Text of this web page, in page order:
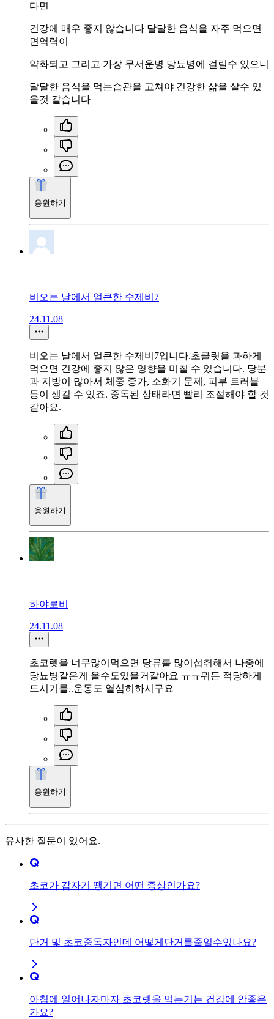
다면
건강에 매우 좋지 않습니다 달달한 음식을 자주 먹으면
면역력이
약화되고 그리고 가장 무서운병 당뇨병에 걸릴수 있으니
달달한 음식을 먹는습관을 고쳐야 건강한 삶을 살수 있
을것 같습니다
응원하기
비오는 날에서 얼큰한 수제비7
24.11.08
비오는 날에서 얼큰한 수제비7입니다.초콜릿을 과하게
먹으면 건강에 좋지 않은 영향을 미칠 수 있습니다. 당분
과 지방이 많아서 체중 증가, 소화기 문제, 피부 트러블
등이 생길 수 있죠. 중독된 상태라면 빨리 조절해야 할 것
같아요.
응원하기
하야로비
24.11.08
초코렛을 너무많이먹으면 당류를 많이섭취해서 나중에
당뇨병같은게 올수도있을거같아요 ㅠㅠ뭐든 적당하게
드시기를..운동도 열심히하시구요
응원하기
유사한 질문이 있어요.
초코가 갑자기 땡기면 어떤 증상인가요?
단거 및 초코중독자인데 어떻게단거를줄일수있나요?
아침에 일어나자마자 초코렛을 먹는거는 건강에 안좋은
가요?